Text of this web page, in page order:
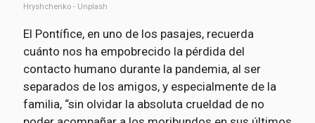
Hryshchenko - Unplash
El Pontífice, en uno de los pasajes, recuerda
cuánto nos ha empobrecido la pérdida del
contacto humano durante la pandemia, al ser
separados de los amigos, y especialmente de la
familia, “sin olvidar la absoluta crueldad de no